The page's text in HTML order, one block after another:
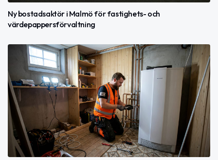
Ny bostadsaktör i Malmö för fastighets- och
värdepappersförvaltning